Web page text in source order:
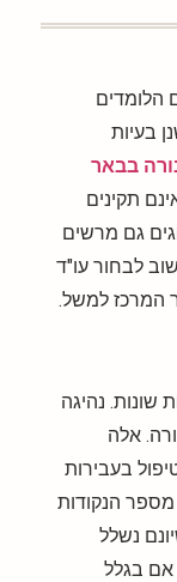
הלומדים
בעיות
בבאר
תקינים
גם מרשים
לבחור עו"ד
המרכז למשל.
שונות. נהיגה
אלה
בעבירות
הנקודות
נשלל
אם בגלל